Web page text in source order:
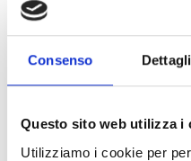
Consenso Dettagli
Questo sito web utilizza i
Utilizziamo i cookie per